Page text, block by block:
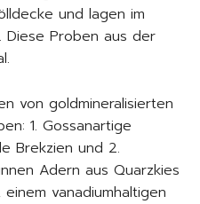
und lagen im
Diese Proben aus der
von goldmineralisierten
1. Gossanartige
Brekzien und 2.
Adern aus Quarzkies
vanadiumhaltigen